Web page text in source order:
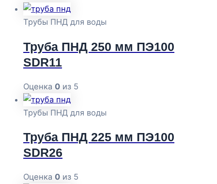
Трубы ПНД для воды
Труба ПНД 250 мм ПЭ100
SDR11
Оценка 0 из 5
Трубы ПНД для воды
Труба ПНД 225 мм ПЭ100
SDR26
Оценка 0 из 5